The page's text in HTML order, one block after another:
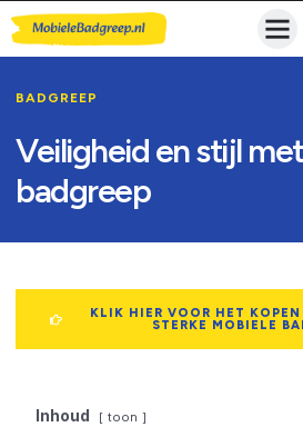
BADGREEP
Veiligheid en stijl
badgreep
KLIK HIER VOOR HET KOPEN
STERKE MOBIELE
Inhoud toon